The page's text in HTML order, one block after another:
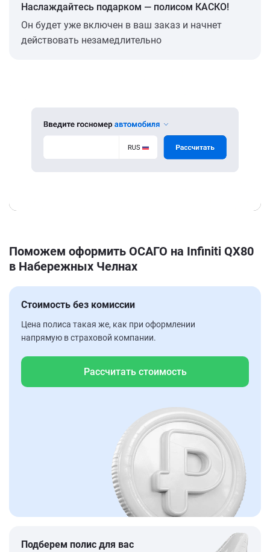
Наслаждайтесь подарком — полисом КАСКО!
Он будет уже включен в ваш заказ и начнет
действовать незамедлительно
Поможем оформить ОСАГО на Infiniti QX80
в Набережных Челнах
Стоимость без комиссии
Цена полиса такая же, как при оформлении
напрямую в страховой компании.
Рассчитать стоимость
Подберем полис для вас